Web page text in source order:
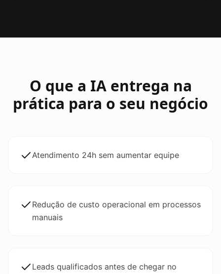
O que a IA entrega na
prática para o seu negócio
Atendimento 24h sem aumentar equipe
Redução de custo operacional em processos
manuais
Leads qualificados antes de chegar no